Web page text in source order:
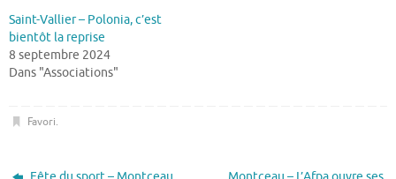
Saint-Vallier – Polonia, c’est
bientôt la reprise
8 septembre 2024
Dans "Associations"
Favori.